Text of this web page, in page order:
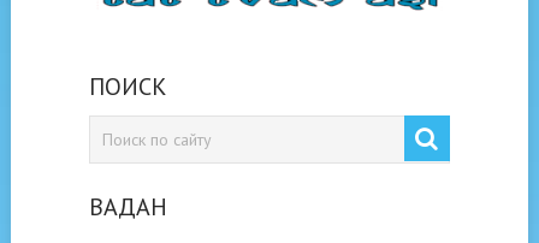
ПОИСК
ВАДАН